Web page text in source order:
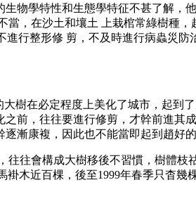
物學特性和生態學特征不甚了解
，在沙土和壤土 上栽棺常綠樹種
行整形修 剪，不及時進行病蟲災
樹在必定程度上美化了城市，起
前，往往要進行修剪，才幹前進
漸康複，因此也不能當即起到趙好的
往會構成大樹移後不習慣，樹體
褂木近百棵，後至1999年春季只杳